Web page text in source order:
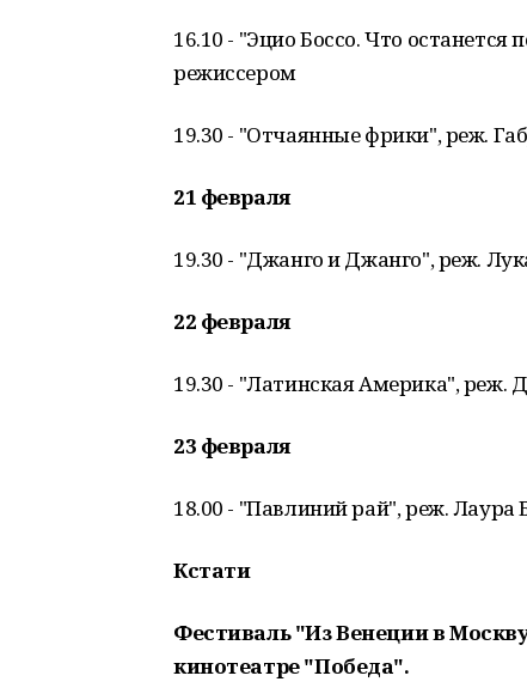
16.10 - "Эцио Боссо. Что
режиссером
19.30 - "Отчаянные фрики", реж.
21 февраля
19.30 - "Джанго и Джанго", реж.
22 февраля
19.30 - "Латинская Америка",
23 февраля
18.00 - "Павлиний рай", реж. Лаура
Кстати
Фестиваль "Из Венеции в
кинотеатре "Победа".